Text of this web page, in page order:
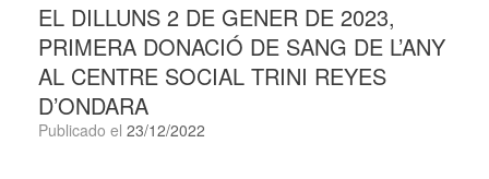
EL DILLUNS 2 DE GENER DE 2023,
PRIMERA DONACIÓ DE SANG DE L’ANY
AL CENTRE SOCIAL TRINI REYES
D’ONDARA
Publicado el 23/12/2022